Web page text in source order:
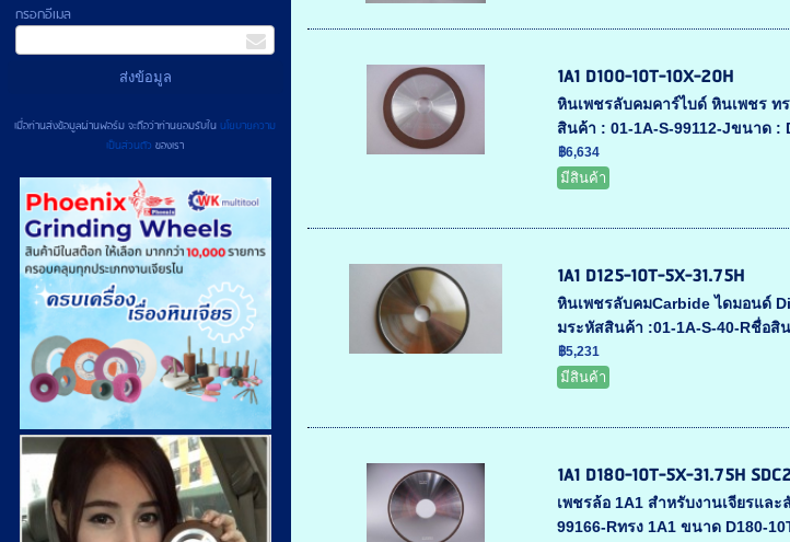
กรอกอีเมล
เมื่อท่านส่งข้อมูลผ่านฟอร์ม จะถือว่าท่านยอมรับในนโยบายความ
เป็นส่วนตัวของเรา
1A1 D100-10T-10X-20H
หินเพชรลับคมคาร์ไบด์ หินเพชร ทร
สินค้า : 01-1A-S-99112-Jขนาด :
฿6,634
มีสินค้า
1A1 D125-10T-5X-31.75H
หินเพชรลับคมCarbide ไดมอนด์
มระหัสสินค้า :01-1A-S-40-Rชื่อสิ
฿5,231
มีสินค้า
1A1 D180-10T-5X-31.75H
เพชรล้อ 1A1 สำหรับงานเจียรแล
99166-Rทรง 1A1 ขนาด D180-